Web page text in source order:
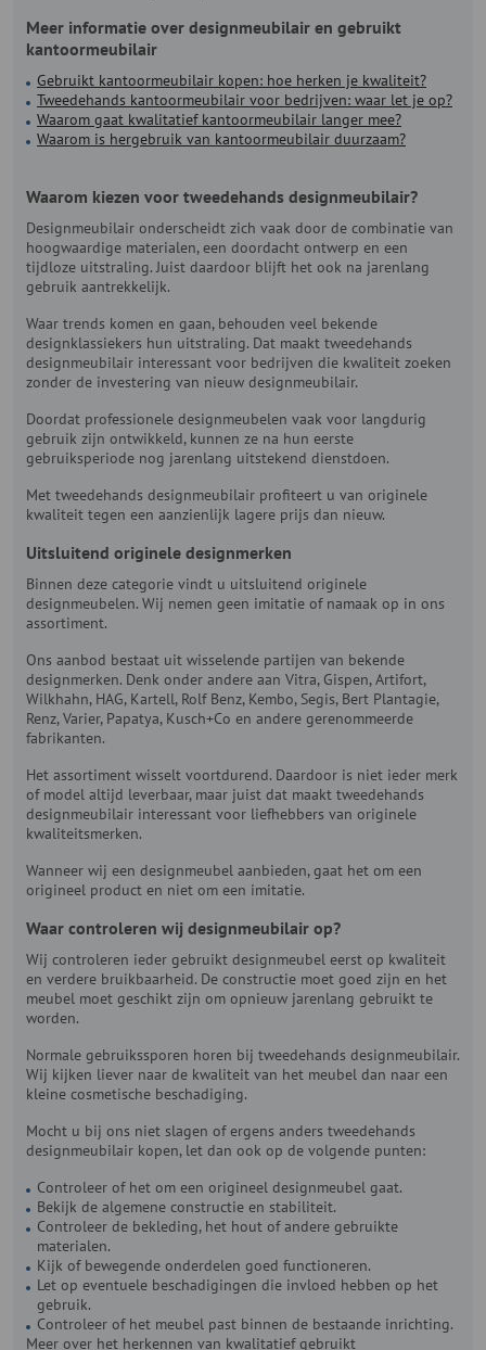
Meer informatie over designmeubilair en gebruikt
kantoormeubilair
Gebruikt kantoormeubilair kopen: hoe herken je kwaliteit?
Tweedehands kantoormeubilair voor bedrijven: waar let je op?
Waarom gaat kwalitatief kantoormeubilair langer mee?
Waarom is hergebruik van kantoormeubilair duurzaam?
Waarom kiezen voor tweedehands designmeubilair?
Designmeubilair onderscheidt zich vaak door de combinatie van
hoogwaardige materialen, een doordacht ontwerp en een
tijdloze uitstraling. Juist daardoor blijft het ook na jarenlang
gebruik aantrekkelijk.
Waar trends komen en gaan, behouden veel bekende
designklassiekers hun uitstraling. Dat maakt tweedehands
designmeubilair interessant voor bedrijven die kwaliteit zoeken
zonder de investering van nieuw designmeubilair.
Doordat professionele designmeubelen vaak voor langdurig
gebruik zijn ontwikkeld, kunnen ze na hun eerste
gebruiksperiode nog jarenlang uitstekend dienstdoen.
Met tweedehands designmeubilair profiteert u van originele
kwaliteit tegen een aanzienlijk lagere prijs dan nieuw.
Uitsluitend originele designmerken
Binnen deze categorie vindt u uitsluitend originele
designmeubelen. Wij nemen geen imitatie of namaak op in ons
assortiment.
Ons aanbod bestaat uit wisselende partijen van bekende
designmerken. Denk onder andere aan Vitra, Gispen, Artifort,
Wilkhahn, HAG, Kartell, Rolf Benz, Kembo, Segis, Bert Plantagie,
Renz, Varier, Papatya, Kusch+Co en andere gerenommeerde
fabrikanten.
Het assortiment wisselt voortdurend. Daardoor is niet ieder merk
of model altijd leverbaar, maar juist dat maakt tweedehands
designmeubilair interessant voor liefhebbers van originele
kwaliteitsmerken.
Wanneer wij een designmeubel aanbieden, gaat het om een
origineel product en niet om een imitatie.
Waar controleren wij designmeubilair op?
Wij controleren ieder gebruikt designmeubel eerst op kwaliteit
en verdere bruikbaarheid. De constructie moet goed zijn en het
meubel moet geschikt zijn om opnieuw jarenlang gebruikt te
worden.
Normale gebruikssporen horen bij tweedehands designmeubilair.
Wij kijken liever naar de kwaliteit van het meubel dan naar een
kleine cosmetische beschadiging.
Mocht u bij ons niet slagen of ergens anders tweedehands
designmeubilair kopen, let dan ook op de volgende punten:
Controleer of het om een origineel designmeubel gaat.
Bekijk de algemene constructie en stabiliteit.
Controleer de bekleding, het hout of andere gebruikte
materialen.
Kijk of bewegende onderdelen goed functioneren.
Let op eventuele beschadigingen die invloed hebben op het
gebruik.
Controleer of het meubel past binnen de bestaande inrichting.
Meer over het herkennen van kwalitatief gebruikt